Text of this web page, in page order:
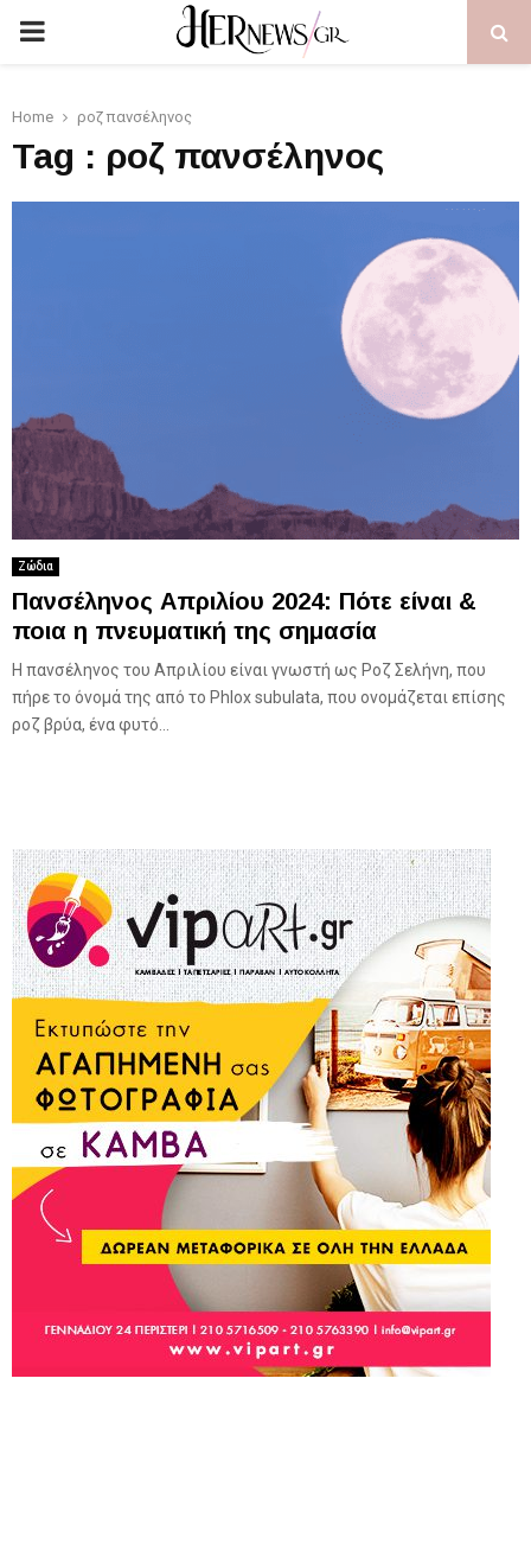
PRIMARY
Home ροζ πανσέληνος
Tag : ροζ πανσέληνος
Ζώδια
Πανσέληνος Απριλίου 2024: Πότε είναι &
ποια η πνευματική της σημασία
Η πανσέληνος του Απριλίου είναι γνωστή ως Ροζ Σελήνη, που
πήρε το όνομά της από το Phlox subulata, που ονομάζεται επίσης
ροζ βρύα, ένα φυτό...